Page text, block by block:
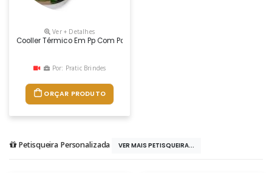
Ver + Detalhes
Cooller Térmico Em Pp Com Parede Dupla E Isolamento Interno Com
Por: Pratic Brindes
ORÇAR PRODUTO
Petisqueira Personalizada VER MAIS PETISQUEIRA...